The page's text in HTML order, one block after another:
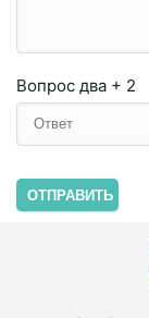
Вопрос два + 2
ОТПРАВИТЬ